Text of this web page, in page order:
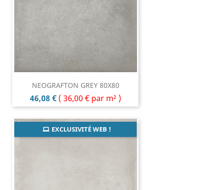
NEOGRAFTON GREY 80X80
Prix
46,08 € ( 36,00 € par m² )
EXCLUSIVITÉ WEB !